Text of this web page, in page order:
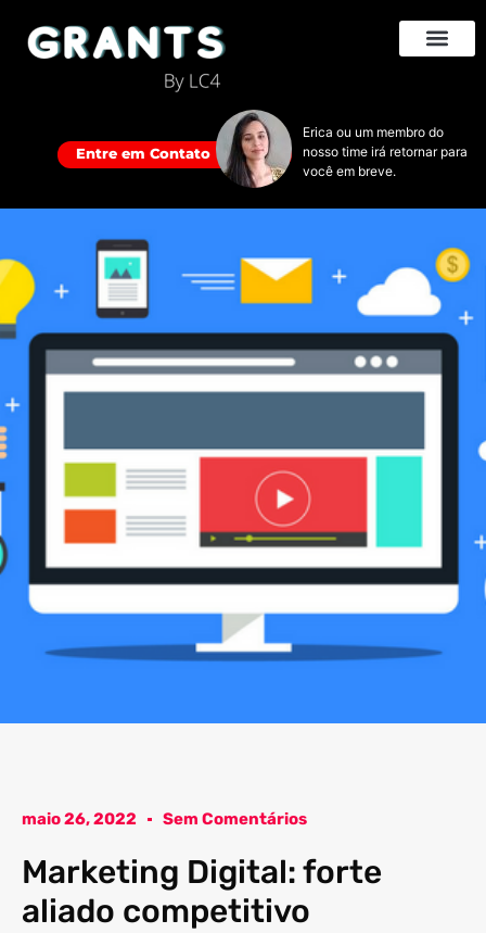
Entre em Contato
Erica ou um membro do
nosso time irá retornar para
você em breve.
maio 26, 2022 Sem Comentários
Marketing Digital: forte
aliado competitivo